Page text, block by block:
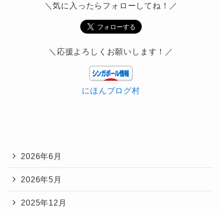
＼気に入ったらフォローしてね！／
＼応援よろしくお願いします！／
にほんブログ村
2026年6月
2026年5月
2025年12月